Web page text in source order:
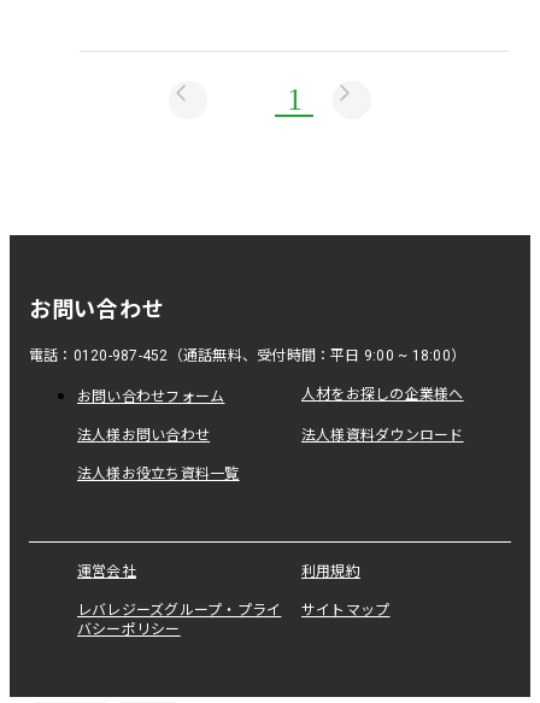
1
お問い合わせ
電話：0120-987-452（通話無料、受付時間：平日 9:00 ~ 18:00）
お問い合わせフォーム 人材をお探しの企業様へ
法人様お問い合わせ 法人様資料ダウンロード
法人様お役立ち資料一覧
運営会社 利用規約
レバレジーズグループ・プライ
バシーポリシー
サイトマップ